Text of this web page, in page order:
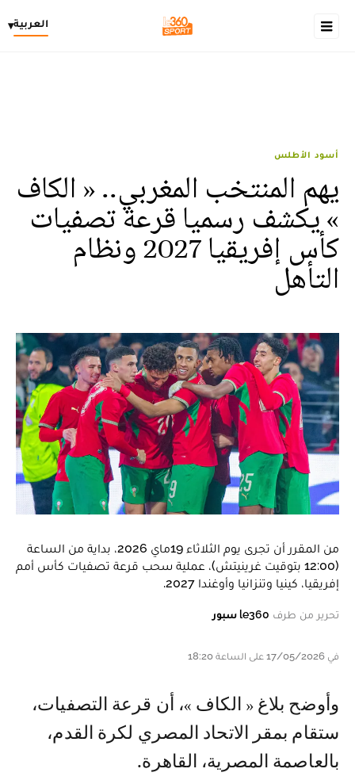
العربية▾
أسود الأطلس
يهم المنتخب المغربي.. « الكاف
» يكشف رسميا قرعة تصفيات
كأس إفريقيا 2027 ونظام
التأهل
من المقرر أن تجرى يوم الثلاثاء 19ماي 2026، بداية من الساعة
(12:00 بتوقيت غرينيتش)، عملية سحب قرعة تصفيات كأس أمم
إفريقيا، كينيا وتنزانيا وأوغندا 2027.
تحرير من طرف le360 سبور
في 17/05/2026 على الساعة 18:20
وأوضح بلاغ « الكاف »، أن قرعة التصفيات،
ستقام بمقر الاتحاد المصري لكرة القدم،
بالعاصمة المصرية، القاهرة.